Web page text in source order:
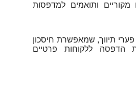
מקוריים ותואמים למדפסות
תיווך, שמאפשרת חיסכון
הדפסה ללקוחות פרטיים